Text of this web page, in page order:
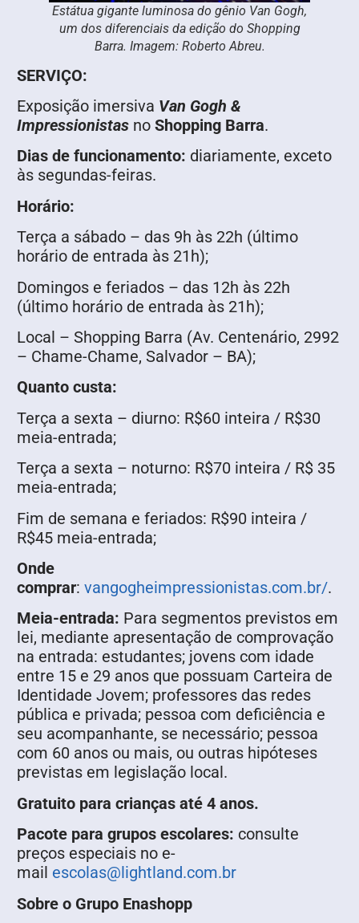
Estátua gigante luminosa do gênio Van Gogh,
um dos diferenciais da edição do Shopping
Barra. Imagem: Roberto Abreu.
SERVIÇO:
Exposição imersiva Van Gogh &
Impressionistas no Shopping Barra.
Dias de funcionamento: diariamente, exceto
às segundas-feiras.
Horário:
Terça a sábado – das 9h às 22h (último
horário de entrada às 21h);
Domingos e feriados – das 12h às 22h
(último horário de entrada às 21h);
Local – Shopping Barra (Av. Centenário, 2992
– Chame-Chame, Salvador – BA);
Quanto custa:
Terça a sexta – diurno: R$60 inteira / R$30
meia-entrada;
Terça a sexta – noturno: R$70 inteira / R$ 35
meia-entrada;
Fim de semana e feriados: R$90 inteira /
R$45 meia-entrada;
Onde
comprar: vangogheimpressionistas.com.br/.
Meia-entrada: Para segmentos previstos em
lei, mediante apresentação de comprovação
na entrada: estudantes; jovens com idade
entre 15 e 29 anos que possuam Carteira de
Identidade Jovem; professores das redes
pública e privada; pessoa com deficiência e
seu acompanhante, se necessário; pessoa
com 60 anos ou mais, ou outras hipóteses
previstas em legislação local.
Gratuito para crianças até 4 anos.
Pacote para grupos escolares: consulte
preços especiais no e-
mail escolas@lightland.com.br
Sobre o Grupo Enashopp